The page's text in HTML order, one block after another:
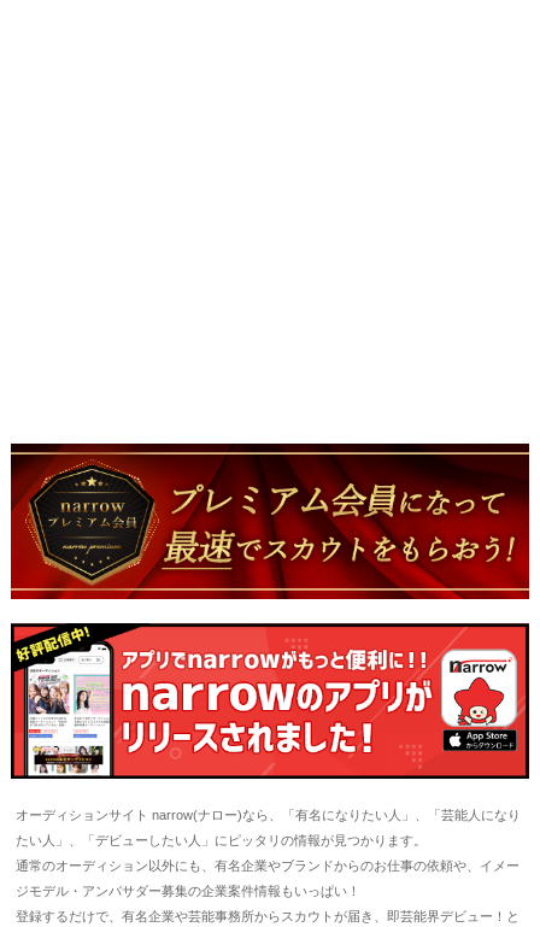
オーディションサイト narrow(ナロー)なら、「有名になりたい人」、「芸能人になり
たい人」、「デビューしたい人」にピッタリの情報が見つかります。
通常のオーディション以外にも、有名企業やブランドからのお仕事の依頼や、イメー
ジモデル・アンバサダー募集の企業案件情報もいっぱい！
登録するだけで、有名企業や芸能事務所からスカウトが届き、即芸能界デビュー！と